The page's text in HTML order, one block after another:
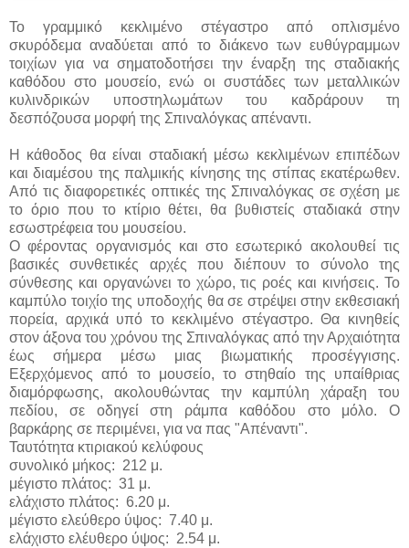
Το γραμμικό κεκλιμένο στέγαστρο από οπλισμένο
σκυρόδεμα αναδύεται από το διάκενο των ευθύγραμμων
τοιχίων για να σηματοδοτήσει την έναρξη της σταδιακής
καθόδου στο μουσείο, ενώ οι συστάδες των μεταλλικών
κυλινδρικών υποστηλωμάτων του καδράρουν τη
δεσπόζουσα μορφή της Σπιναλόγκας απέναντι.
Η κάθοδος θα είναι σταδιακή μέσω κεκλιμένων επιπέδων
και διαμέσου της παλμικής κίνησης της στίπας εκατέρωθεν.
Από τις διαφορετικές οπτικές της Σπιναλόγκας σε σχέση με
το όριο που το κτίριο θέτει, θα βυθιστείς σταδιακά στην
εσωστρέφεια του μουσείου.
Ο φέροντας οργανισμός και στο εσωτερικό ακολουθεί τις
βασικές συνθετικές αρχές που διέπουν το σύνολο της
σύνθεσης και οργανώνει το χώρο, τις ροές και κινήσεις. Το
καμπύλο τοιχίο της υποδοχής θα σε στρέψει στην εκθεσιακή
πορεία, αρχικά υπό το κεκλιμένο στέγαστρο. Θα κινηθείς
στον άξονα του χρόνου της Σπιναλόγκας από την Αρχαιότητα
έως σήμερα μέσω μιας βιωματικής προσέγγισης.
Εξερχόμενος από το μουσείο, το στηθαίο της υπαίθριας
διαμόρφωσης, ακολουθώντας την καμπύλη χάραξη του
πεδίου, σε οδηγεί στη ράμπα καθόδου στο μόλο. Ο
βαρκάρης σε περιμένει, για να πας "Απέναντι".
Ταυτότητα κτιριακού κελύφους
συνολικό μήκος: 212 μ.
μέγιστο πλάτος: 31 μ.
ελάχιστο πλάτος: 6.20 μ.
μέγιστο ελεύθερο ύψος: 7.40 μ.
ελάχιστο ελέυθερο ύψος: 2.54 μ.